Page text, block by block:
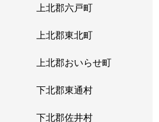
上北郡六戸町
上北郡東北町
上北郡おいらせ町
下北郡東通村
下北郡佐井村